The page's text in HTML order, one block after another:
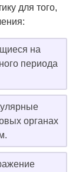
для того,
на
периода
органах